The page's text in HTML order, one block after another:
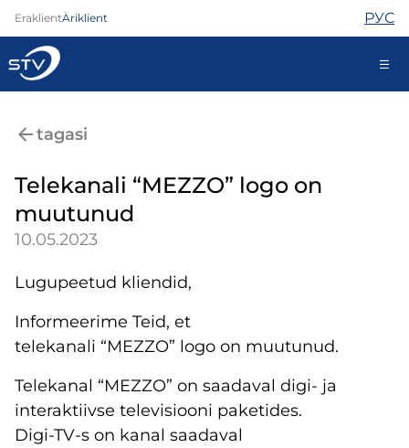
EraklientÄriklient РУС
Internet
Telefon
Abi
Pood
Uudised
tagasi
Telekanali “MEZZO” logo on
muutunud
10.05.2023
Lugupeetud kliendid,
Informeerime Teid, et
telekanali “MEZZO” logo on muutunud.
Telekanal “MEZZO” on saadaval digi- ja
interaktiivse televisiooni paketides.
Digi-TV-s on kanal saadaval